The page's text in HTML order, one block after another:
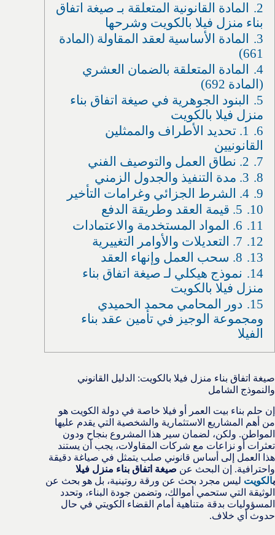
2.
المادة القانونية المتعلقة بـ صيغة اتفاق
بناء منزل فيلا بالكويت وشرحها
3.
المادة الأساسية لعقد المقاولة (المادة
661)
4.
المادة المتعلقة بالضمان العشري
(المادة 692)
5.
البنود الجوهرية في صيغة اتفاق بناء
منزل فيلا بالكويت
6.
1. تحديد الأطراف والممثلين
القانونيين
7.
2. نطاق العمل والتوصيف الفني
8. 3. مدة التنفيذ والجدول الزمني
9. 4. الشرط الجزائي وغرامات التأخير
10.
5. قيمة العقد وطريقة الدفع
11.
6. المواد المستخدمة والاعتمادات
12.
7. التعديلات والأوامر التغييرية
13.
8. سحب العمل وإنهاء العقد
14.
نموذج هيكلي لـ صيغة اتفاق بناء
منزل فيلا بالكويت
15.
دور المحامي محمد الحميدي
ومجموعة الوجيز في تأمين عقد بناء
الفيلا
صيغة اتفاق بناء منزل فيلا بالكويت: الدليل القانوني
والنموذج الشامل
إن حلم بناء بيت العمر أو فيلا خاصة في دولة الكويت هو
من أهم المشاريع الاستثمارية والشخصية التي يقدم عليها
المواطن. ولكن، لضمان سير هذا المشروع بنجاح ودون
تعثرات أو نزاعات مع شركات المقاولات، يجب أن يستند
هذا العمل إلى أساس قانوني صلب يتمثل في صياغة دقيقة
واحترافية. إن البحث عن صيغة اتفاق بناء منزل فيلا
بالكويت ليس مجرد بحث عن ورقة روتينية، بل هو بحث عن
الوثيقة التي ستحمي أموالك، وتضمن جودة البناء، وتحدد
المسؤوليات بدقة متناهية أمام القضاء الكويتي في حال
حدوث أي خلاف.